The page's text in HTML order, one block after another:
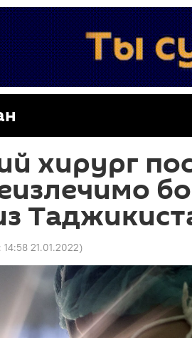
хирург
14:58 21.01.2022)